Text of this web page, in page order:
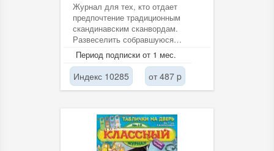
Журнал для тех, кто отдает
предпочтение традиционным
скандинавским сканвордам.
Развеселить собравшуюся
компанию поможет подборка
свежих анекдотов и...
Период подписки от 1 мес.
Индекс 10285 от 487 p